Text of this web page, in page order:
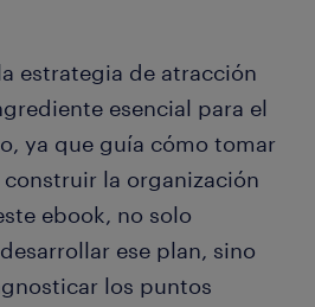
estrategia de atracción
esencial para el
ya que guía cómo tomar
la organización
ebook, no solo
ese plan, sino
los puntos